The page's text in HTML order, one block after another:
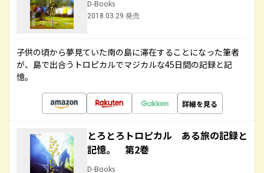
D-Books
2018.03.29 発売
子供の頃から夢見ていた南の島に滞在することになった筆者
が、島で出合うトロピカルでマジカルな45日間の記録と記
憶。
詳細を見る
とろとろトロピカル ある旅の記録と
記憶。 第2巻
D-Books